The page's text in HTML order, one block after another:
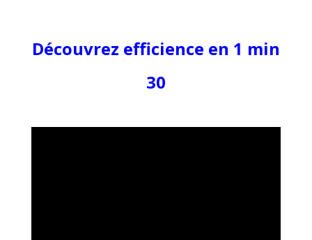
Découvrez efficience en 1 min
30